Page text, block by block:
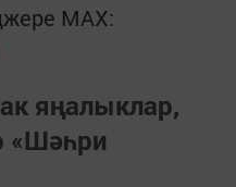
MАХ:
яңалыклар,
«Шәһри